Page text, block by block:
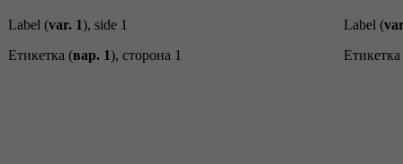
Label (var. 1), side 1
Етикетка (вар. 1), сторона 1
Label (
Етикетка